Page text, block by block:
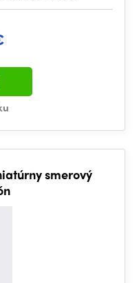
smerový